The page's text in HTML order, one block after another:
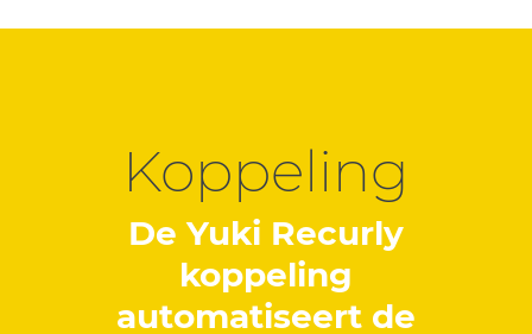
Koppeling
De Yuki Recurly
koppeling
automatiseert de